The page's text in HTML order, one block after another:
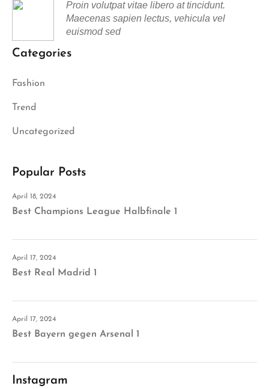
Proin volutpat vitae libero at tincidunt.
Maecenas sapien lectus, vehicula vel
euismod sed
Categories
Fashion
Trend
Uncategorized
Popular Posts
April 18, 2024
Best Champions League Halbfinale 1
April 17, 2024
Best Real Madrid 1
April 17, 2024
Best Bayern gegen Arsenal 1
Instagram